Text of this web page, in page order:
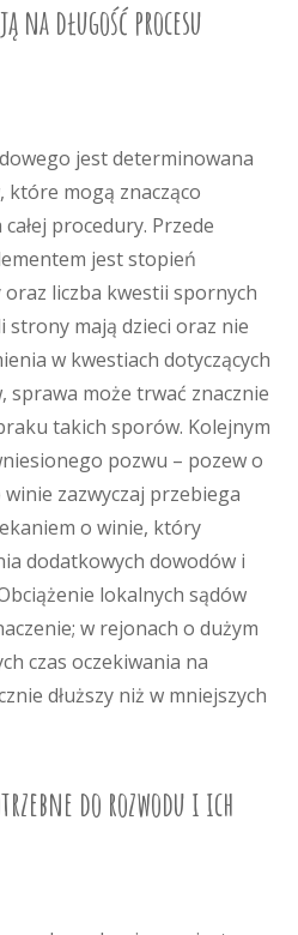
na długość procesu
jest determinowana
które mogą znacząco
procedury. Przede
jest stopień
liczba kwestii spornych
strony mają dzieci oraz nie
w kwestiach dotyczących
sprawa może trwać znacznie
takich sporów. Kolejnym
pozwu – pozew o
zazwyczaj przebiega
o winie, który
dodatkowych dowodów i
lokalnych sądów
w rejonach o dużym
czas oczekiwania na
dłuższy niż w mniejszych
do rozwodu i ich